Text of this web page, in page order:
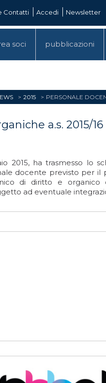
Contatti Accedi Newsletter
soci pubblicazioni
2015 PERSONALE
a.s. 2015/16
2015, ha trasmesso lo
docente previsto per il
di diritto e organico
ad eventuale